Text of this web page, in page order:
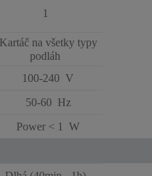
1
Kartáč na všetky typy
podláh
100-240 V
50-60 Hz
Power < 1 W